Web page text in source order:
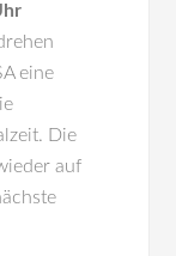
eine
Die
auf